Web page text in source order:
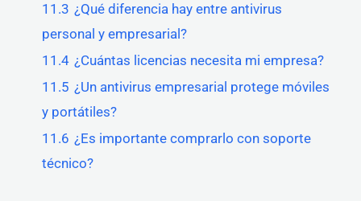
11.3 ¿Qué diferencia hay entre antivirus
personal y empresarial?
11.4 ¿Cuántas licencias necesita mi empresa?
11.5 ¿Un antivirus empresarial protege móviles
y portátiles?
11.6 ¿Es importante comprarlo con soporte
técnico?